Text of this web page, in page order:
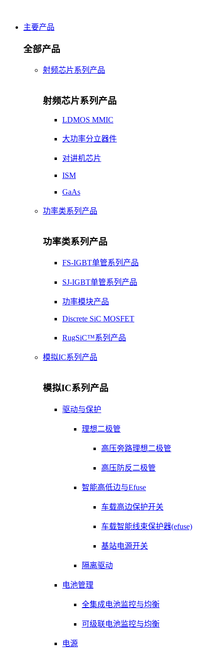
主要产品
全部产品
射频芯片系列产品
射频芯片系列产品
LDMOS MMIC
大功率分立器件
对讲机芯片
ISM
GaAs
功率类系列产品
功率类系列产品
FS-IGBT单管系列产品
SJ-IGBT单管系列产品
功率模块产品
Discrete SiC MOSFET
RugSiC™系列产品
模拟IC系列产品
模拟IC系列产品
驱动与保护
理想二极管
高压旁路理想二极管
高压防反二极管
智能高低边与Efuse
车载高边保护开关
车载智能线束保护器(efuse)
基站电源开关
隔离驱动
电池管理
全集成电池监控与均衡
可级联电池监控与均衡
电源